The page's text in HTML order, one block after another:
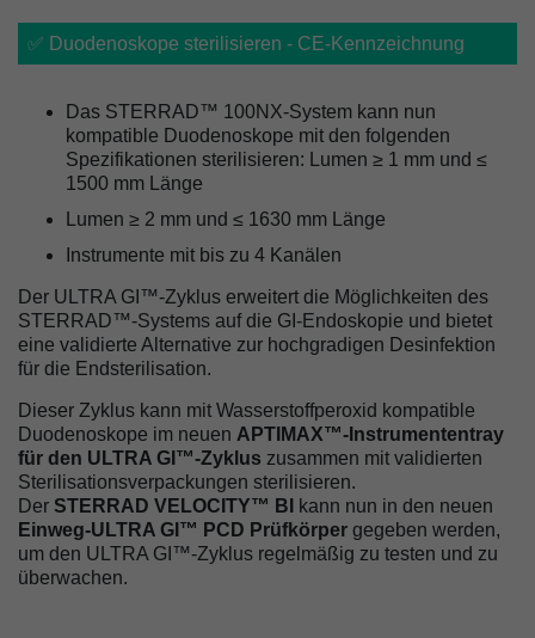
✅ Duodenoskope sterilisieren - CE-Kennzeichnung
Das STERRAD™ 100NX-System kann nun
kompatible Duodenoskope mit den folgenden
Spezifikationen sterilisieren: Lumen ≥ 1 mm und ≤
1500 mm Länge
Lumen ≥ 2 mm und ≤ 1630 mm Länge
Instrumente mit bis zu 4 Kanälen
Der ULTRA GI™-Zyklus erweitert die Möglichkeiten des
STERRAD™-Systems auf die GI-Endoskopie und bietet
eine validierte Alternative zur hochgradigen Desinfektion
für die Endsterilisation.
Dieser Zyklus kann mit Wasserstoffperoxid kompatible
Duodenoskope im neuen APTIMAX™-Instrumententray
für den ULTRA GI™-Zyklus zusammen mit validierten
Sterilisationsverpackungen sterilisieren.
Der STERRAD VELOCITY™ BI
kann nun in den neuen
Einweg-ULTRA GI™ PCD Prüfkörper gegeben werden,
um den ULTRA GI™-Zyklus regelmäßig zu testen und zu
überwachen.